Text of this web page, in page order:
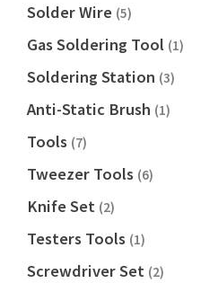
Solder Wire (5)
Gas Soldering Tool (1)
Soldering Station (3)
Anti-Static Brush (1)
Tools (7)
Tweezer Tools (6)
Knife Set (2)
Testers Tools (1)
Screwdriver Set (2)